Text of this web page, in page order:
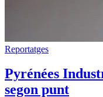
Reportatges
Pyrénées
segon punt